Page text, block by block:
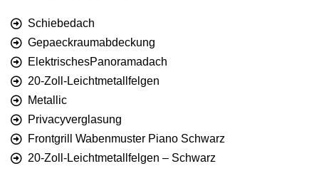
Schiebedach
Gepaeckraumabdeckung
ElektrischesPanoramadach
20-Zoll-Leichtmetallfelgen
Metallic
Privacyverglasung
Frontgrill Wabenmuster Piano Schwarz
20-Zoll-Leichtmetallfelgen – Schwarz